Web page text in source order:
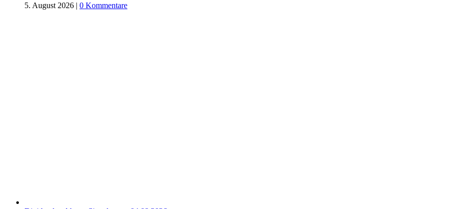
5. August 2026 | 0 Kommentare